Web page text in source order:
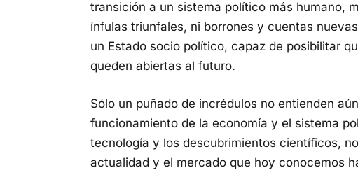
transición a un sistema político más humano,
ínfulas triunfales, ni borrones y cuentas
un Estado socio político, capaz de posibilitar
queden abiertas al futuro.
Sólo un puñado de incrédulos no entienden
funcionamiento de la economía y el sistema
tecnología y los descubrimientos científicos,
actualidad y el mercado que hoy conocemos